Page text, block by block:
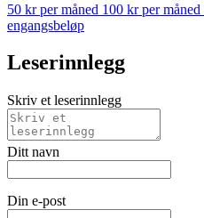
50 kr per måned 100 kr per måned
engangsbeløp
Leserinnlegg
Skriv et leserinnlegg
Ditt navn
Din e-post